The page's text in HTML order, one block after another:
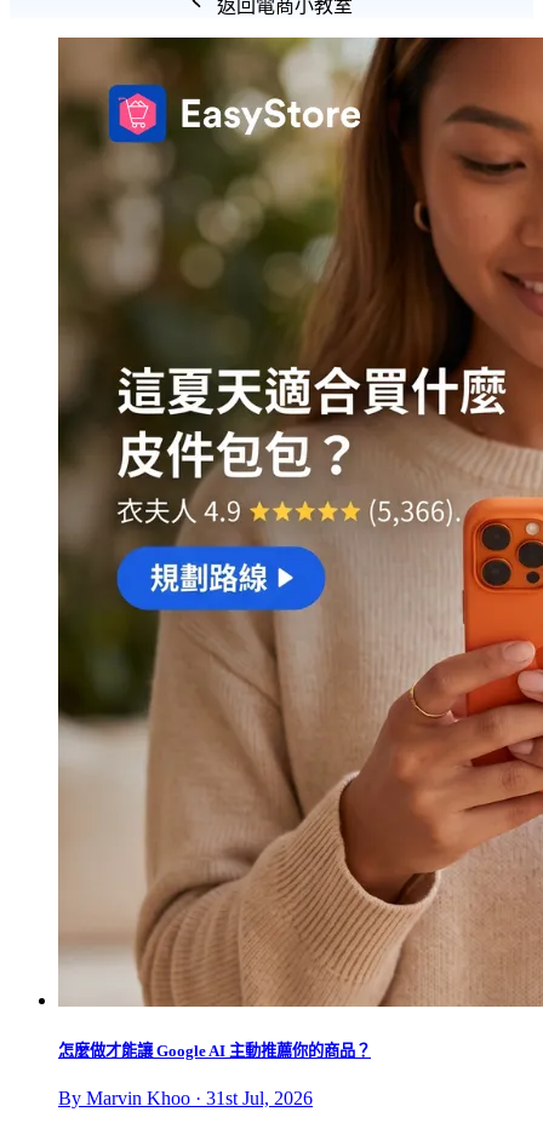
返回電商小教室
怎麼做才能讓 Google AI 主動推薦你的商品？
By Marvin Khoo · 31st Jul, 2026